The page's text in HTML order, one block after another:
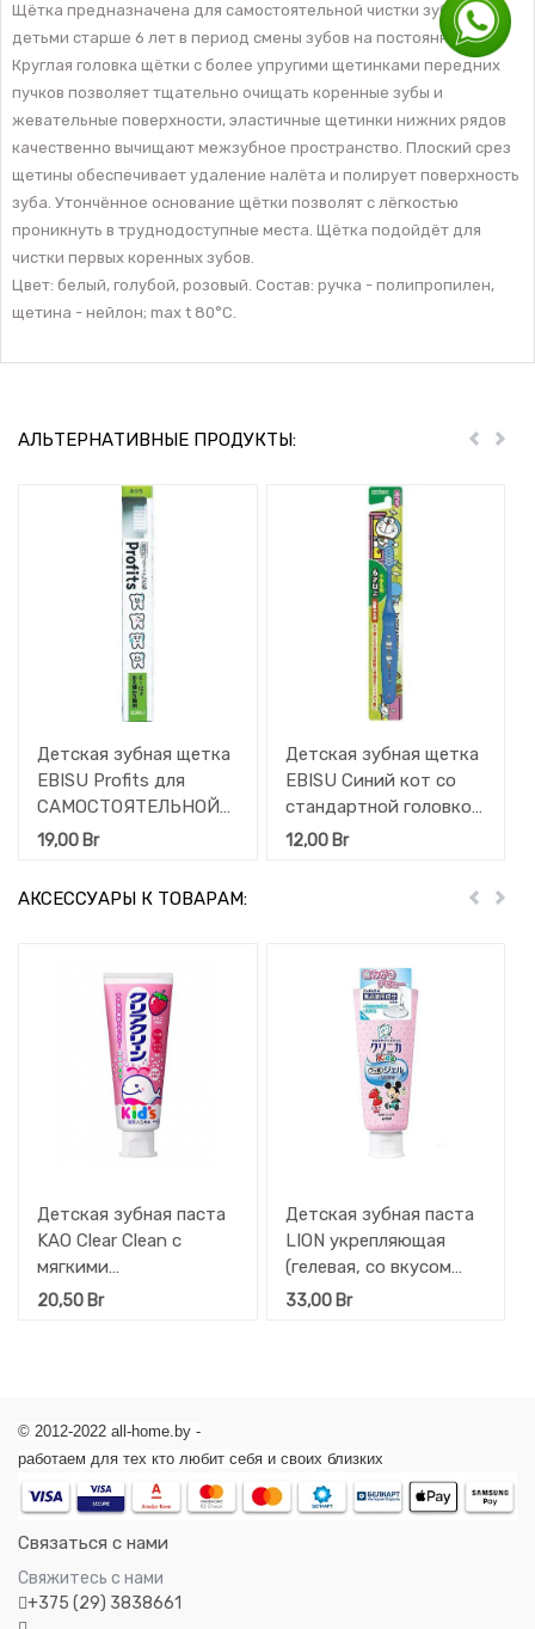
Щётка предназначена для самостоятельной чистки зубов
детьми старше 6 лет в период смены зубов на постоянные.
Круглая головка щётки с более упругими щетинками передних
пучков позволяет тщательно очищать коренные зубы и
жевательные поверхности, эластичные щетинки нижних рядов
качественно вычищают межзубное пространство. Плоский срез
щетины обеспечивает удаление налёта и полирует поверхность
зуба. Утончённое основание щётки позволят с лёгкостью
проникнуть в труднодоступные места. Щётка подойдёт для
чистки первых коренных зубов.
Цвет: белый, голубой, розовый. Состав: ручка - полипропилен,
щетина - нейлон; max t 80°С.
АЛЬТЕРНАТИВНЫЕ ПРОДУКТЫ: Пред
Детская зубная щетка
EBISU Profits для
САМОСТОЯТЕЛЬНОЙ
чистки зубов (от 6
19,00 Br
Детская зубная щетка
EBISU Синий кот со
стандартной головкой
для
12,00Br
АКСЕССУАРЫ К ТОВАРАМ: Пред
Детская зубная паста
KAO Clear Clean с
мягкими
микрогранулами для
20,50 Br
Детская зубная паста
LION укрепляющая
(гелевая, со вкусом
клубники), 60 гр.
33,00Br
© 2012-2022 all-home.by -
работаем для тех кто любит себя и своих близких
Связаться с нами
Свяжитесь с нами
+375 (29) 3838661